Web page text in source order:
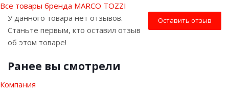
Все товары бренда MARCO TOZZI
Оставить отзыв
У данного товара нет отзывов.
Станьте первым, кто оставил отзыв
об этом товаре!
Ранее вы смотрели
Компания